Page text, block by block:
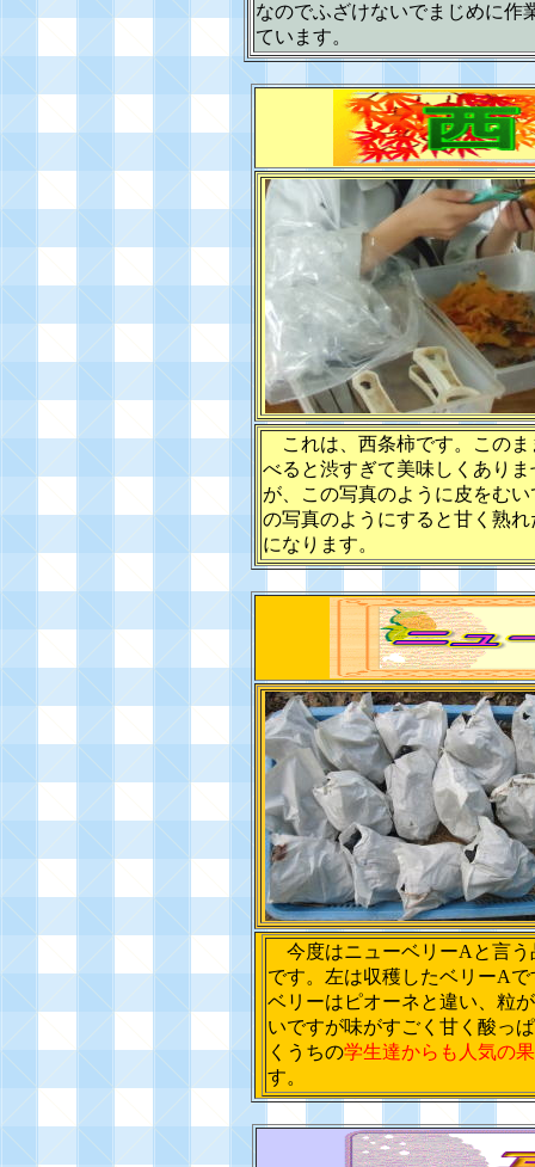
なのでふざけないでまじめに作
ています。
これは、西条柿です。このま
べると渋すぎて美味しくありま
が、この写真のように皮をむい
の写真のようにすると甘く熟れ
になります。
今度はニューベリーAと言う
です。左は収穫したベリーAで
ベリーはピオーネと違い、粒
いですが味がすごく甘く酸っ
くうちの学生達からも人気の
す。